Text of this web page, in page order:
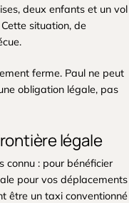
deux enfants et un vol
situation, de
ferme. Paul ne peut
obligation légale, pas
légale
connu : pour bénéficier
pour vos déplacements
être un taxi conventionné